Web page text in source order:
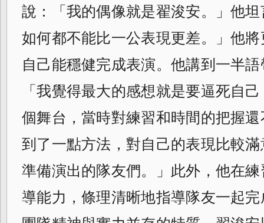
說：「我的偶像就是翟浚安。」他
如何都不能比一公表現更差。」他
自己能穩健完成表演。他講到一半
「我覺得最大的感想就是要逼死自
個舞台，當時對練習和時間的把握
到了一點方法，對自己的表現比較
準備演出的隊友們。」此外，他在
導能力，條理清晰地指導隊友一起